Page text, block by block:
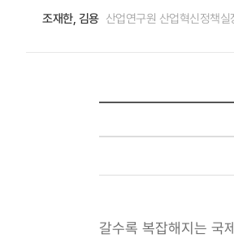
조재한, 김용 산업연구원 산업혁신정책
갈수록 복잡해지는 국